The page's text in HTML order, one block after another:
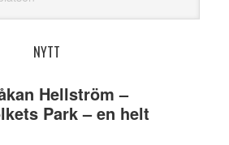
NYTT
Hellström –
Park – en helt